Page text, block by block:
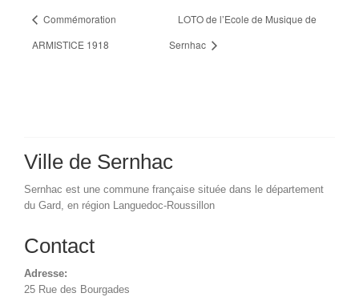
Commémoration
ARMISTICE 1918
LOTO de l’Ecole de Musique de
Sernhac
Ville de Sernhac
Sernhac est une commune française située dans le département
du Gard, en région Languedoc-Roussillon
Contact
Adresse:
25 Rue des Bourgades